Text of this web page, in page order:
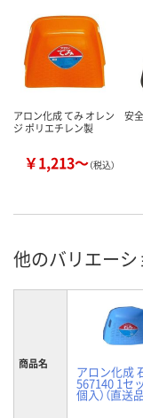
アロン化成 てみ オレン
ジ ポリエチレン製
￥1,213～（税込）
安
他のバリエーシ
商品名 アロン化成
567140 1セ
個入）（直送